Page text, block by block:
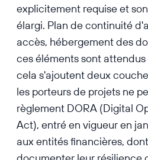
explicitement requise et
élargi. Plan de continuité
accès, hébergement des
ces éléments sont attendus
cela s'ajoutent deux
les porteurs de projets ne
règlement DORA (Digital
Act), entré en vigueur en
aux entités financières,